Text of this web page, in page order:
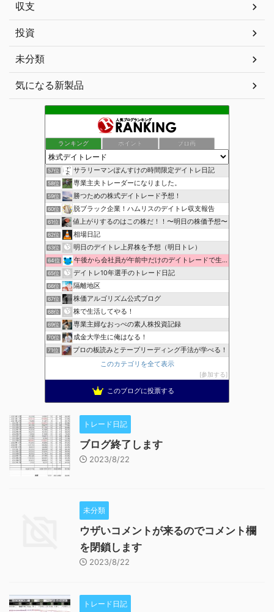
収支
投資
未分類
気になる新製品
ランキング ポイント ブロ画
57位 サラリーマンぽんすけの時間限定デイトレ日記
58位 専業主夫トレーダーになりました。
59位 勝つための株式デイトレード予想！
60位 脱ブラック企業！ハムリスのデイトレ収支報告
61位 値上がりするのはこの株だ！！〜明日の株価予想〜
62位 相場日記
63位 明日のデイトレ上昇株を予想（明日トレ）
64位 午後から会社員が午前中だけのデイトレードで生活費を稼ぐ！
65位 デイトレ10年選手のトレード日記
66位 隔離地区
67位 株価アルゴリズム公式ブログ
68位 株で生活してやる！
69位 専業主婦なおっぺの素人株投資記録
70位 成金大学生に俺はなる！
71位
プロの板読みとテープリーディング手法が学べる！
このカテゴリを全て表示
参加する
このブログに投票する
トレード日記
ブログ終了します
2023/8/22
未分類
ウザいコメントが来るのでコメント欄
を閉鎖します
2023/8/22
トレード日記